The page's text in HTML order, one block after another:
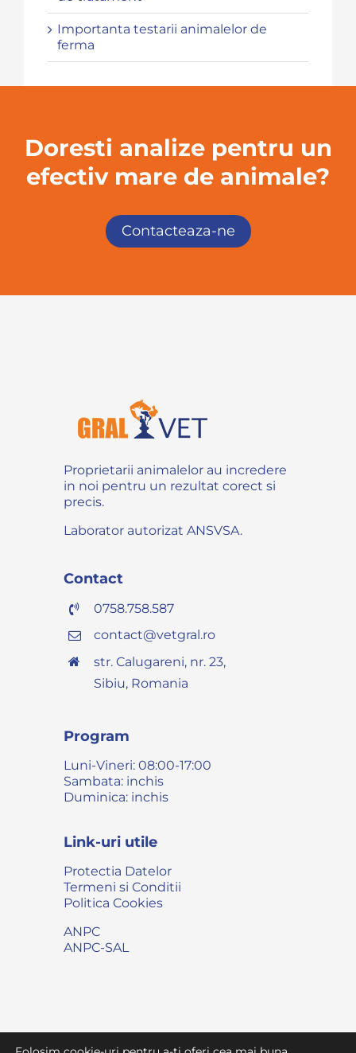
Importanta testarii animalelor de
ferma
Doresti analize pentru un
efectiv mare de animale?
Contacteaza-ne
Proprietarii animalelor au incredere
in noi pentru un rezultat corect si
precis.
Laborator autorizat ANSVSA.
Contact
0758.758.587
contact@vetgral.ro
str. Calugareni, nr. 23,
Sibiu, Romania
Program
Luni-Vineri: 08:00-17:00
Sambata: inchis
Duminica: inchis
Link-uri utile
Protectia Datelor
Termeni si Conditii
Politica Cookies
ANPC
ANPC-SAL